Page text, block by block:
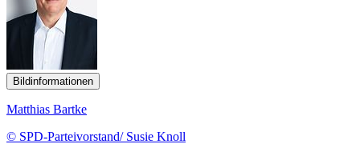
Bildinformationen
Matthias Bartke
© SPD-Parteivorstand/ Susie Knoll